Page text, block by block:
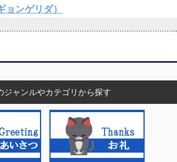
ョンゲリダ）
ジャンルやカテゴリから探す